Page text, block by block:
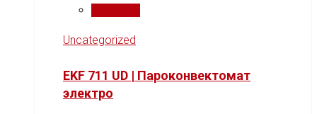
Uncategorized
EKF 711 UD | Пароконвектомат
электро